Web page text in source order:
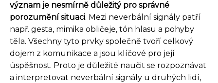
význam je nesmírně důležitý pro správné
porozumění situaci. Mezi neverbální signály patří
např. gesta, mimika obličeje, tón hlasu a pohyby
těla. Všechny tyto prvky společně tvoří celkový
dojem z komunikace a jsou klíčové pro její
úspěšnost. Proto je důležité naučit se rozpoznávat
a interpretovat neverbální signály u druhých lidí,